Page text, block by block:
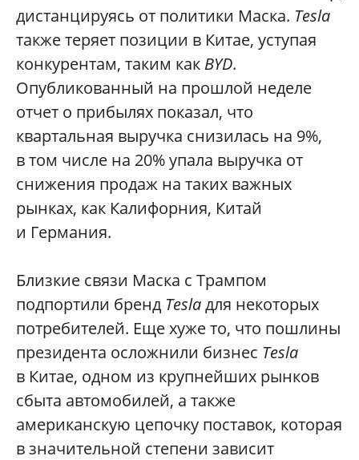
дистанцируясь от политики Маска. Tesla
также теряет позиции в Китае, уступая
конкурентам, таким как BYD.
Опубликованный на прошлой неделе
отчет о прибылях показал, что
квартальная выручка снизилась на 9%,
в том числе на 20% упала выручка от
снижения продаж на таких важных
рынках, как Калифорния, Китай
и Германия.
Близкие связи Маска с Трампом
подпортили бренд Teslaдля некоторых
потребителей. Еще хуже то, что пошлины
президента осложнили бизнес Tesla
в Китае, одном из крупнейших рынков
сбыта автомобилей, а также
американскую цепочку поставок, которая
в значительной степени зависит